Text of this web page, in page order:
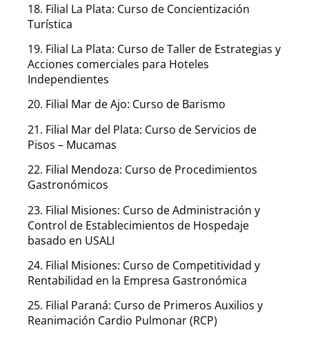
18. Filial La Plata: Curso de Concientización
Turística
19. Filial La Plata: Curso de Taller de Estrategias y
Acciones comerciales para Hoteles
Independientes
20. Filial Mar de Ajo: Curso de Barismo
21. Filial Mar del Plata: Curso de Servicios de
Pisos – Mucamas
22. Filial Mendoza: Curso de Procedimientos
Gastronómicos
23. Filial Misiones: Curso de Administración y
Control de Establecimientos de Hospedaje
basado en USALI
24. Filial Misiones: Curso de Competitividad y
Rentabilidad en la Empresa Gastronómica
25. Filial Paraná: Curso de Primeros Auxilios y
Reanimación Cardio Pulmonar (RCP)